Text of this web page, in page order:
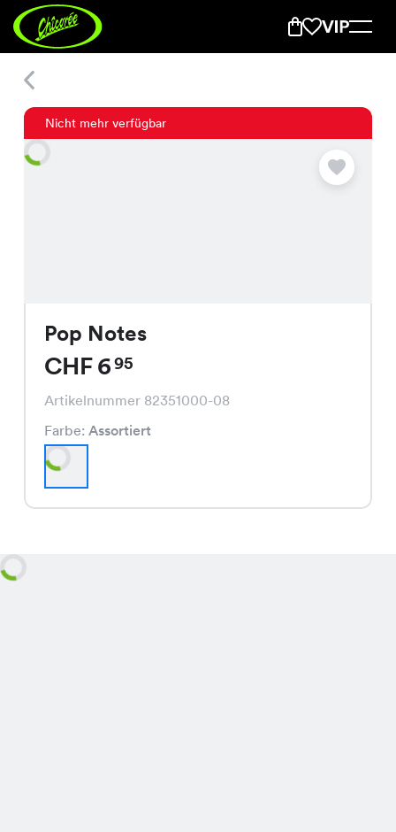
Nicht mehr verfügbar
Pop Notes
CHF 695
Artikelnummer 82351000-08
Farbe:Assortiert